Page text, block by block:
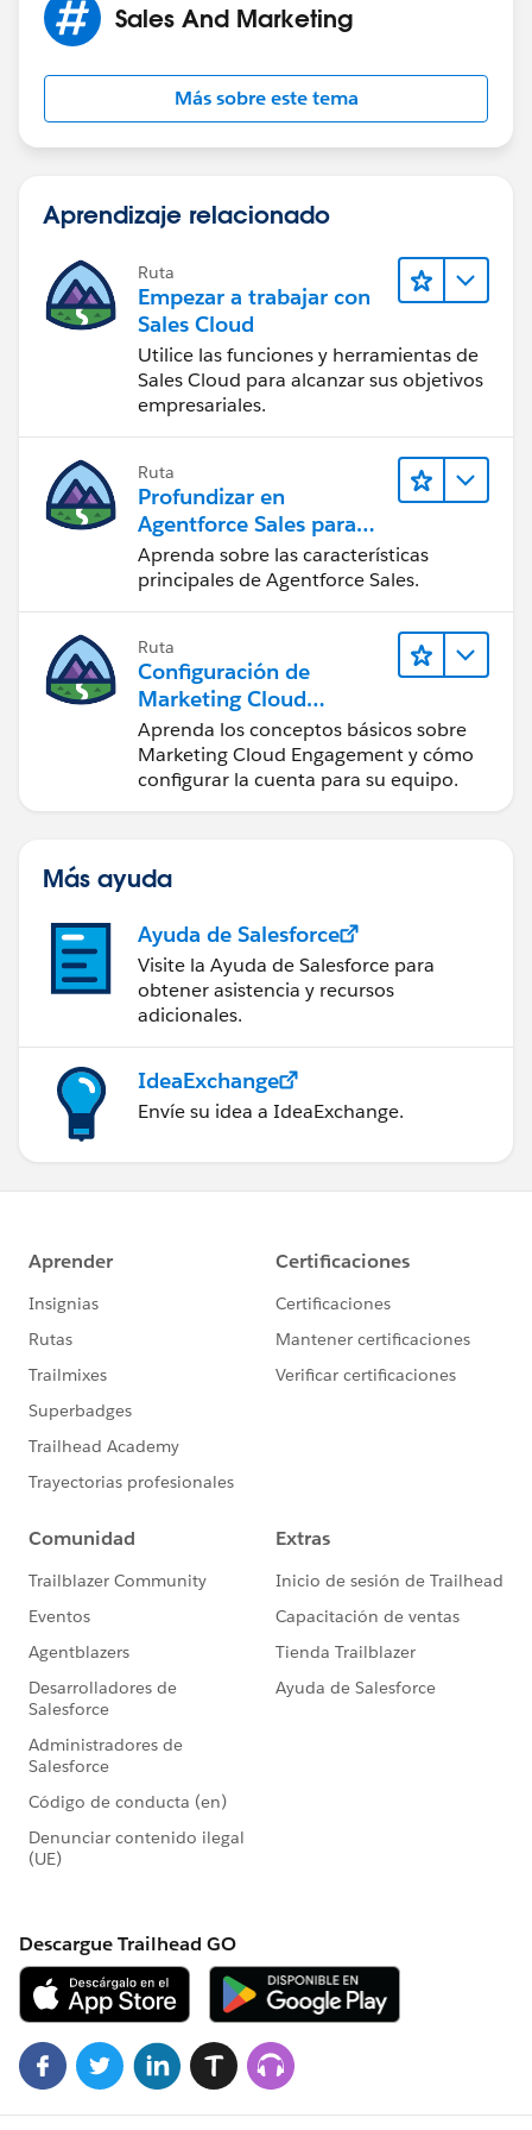
Sales And Marketing
Más sobre este tema
Aprendizaje relacionado
Ruta
Empezar a trabajar con
Sales Cloud
Utilice las funciones y herramientas de
Sales Cloud para alcanzar sus objetivos
empresariales.
Ruta
Profundizar en
Agentforce Sales para
administradores
Aprenda sobre las características
principales de Agentforce Sales.
Ruta
Configuración de
Marketing Cloud
Engagement
Aprenda los conceptos básicos sobre
Marketing Cloud Engagement y cómo
configurar la cuenta para su equipo.
Más ayuda
Ayuda de Salesforce
Visite la Ayuda de Salesforce para
obtener asistencia y recursos
adicionales.
IdeaExchange
Envíe su idea a IdeaExchange.